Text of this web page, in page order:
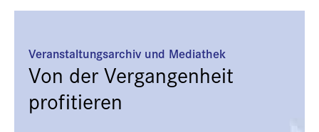
Veranstaltungsarchiv und Mediathek
Von der Vergangenheit
profitieren